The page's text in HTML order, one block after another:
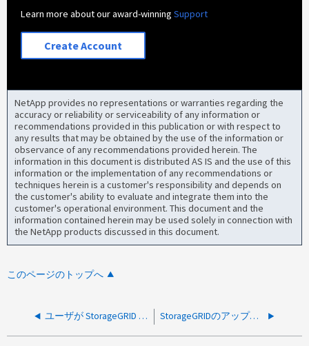
Learn more about our award-winningSupport
Create Account
NetApp provides no representations or warranties regarding the
accuracy or reliability or serviceability of any information or
recommendations provided in this publication or with respect to
any results that may be obtained by the use of the information or
observance of any recommendations provided herein. The
information in this document is distributed AS IS and the use of this
information or the implementation of any recommendations or
techniques herein is a customer's responsibility and depends on
the customer's ability to evaluate and integrate them into the
customer's operational environment. This document and the
information contained herein may be used solely in connection with
the NetApp products discussed in this document.
このページのトップへ
ユーザが StorageGRID S3 バケットにログインできない StorageGRIDのアップグレード後にVMベースの管理ノードが停止する